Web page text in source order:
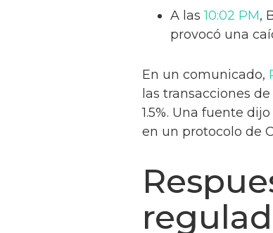
A las10:02 PM,
provocó una
En un comunicado,
las transacciones
1.5%. Una fuente dijo
en un protocolo de